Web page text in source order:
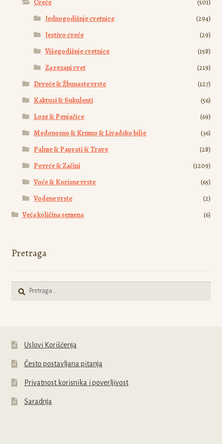
Cveće
(501)
Jednogodišnje cvetnice
(294)
Jestivo cveće
(29)
Višegodišnje cvetnice
(158)
Za rezani cvet
(219)
Drveće & Žbunaste vrste
(127)
Kaktusi & Sukulenti
(56)
Loze & Penjačice
(69)
Medonosno & Krmno & Livadsko bilje
(36)
Palme & Paprati & Trave
(28)
Povrće & Začini
(1209)
Voće & Korisne vrste
(65)
Vodene vrste
(2)
Veća količina semena
(6)
Pretraga
Pretraga
Uslovi Korišćenja
Često postavljana pitanja
Privatnost korisnika i poverljivost
Saradnja